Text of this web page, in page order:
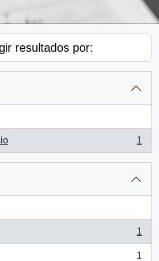
resultados por:
1
1
1